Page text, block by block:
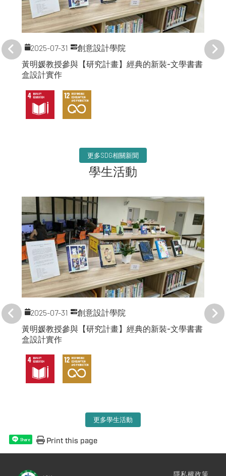
2025-07-31 創意設計學院
黃明媛教授參與【研究計畫】經典的新裝-文學書書
盒設計實作
更多SDG相關新聞
學生活動
2025-07-31 創意設計學院
黃明媛教授參與【研究計畫】經典的新裝-文學書書
盒設計實作
更多學生活動
Share Print this page
隱私權政策